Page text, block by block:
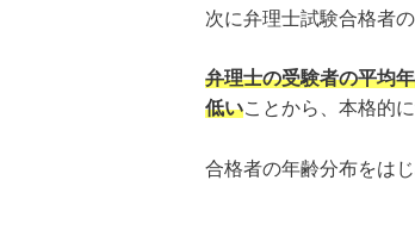
次に弁理士試験合格者
弁理士の受験者の平均
低いことから、本格的
合格者の年齢分布をは